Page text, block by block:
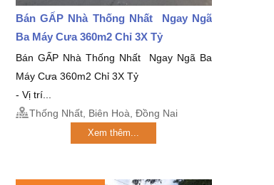
Bán GẤP Nhà Thống Nhất Ngay Ngã
Ba Máy Cưa 360m2 Chỉ 3X Tỷ
Bán GẤP Nhà Thống Nhất Ngay Ngã Ba
Máy Cưa 360m2 Chỉ 3X Tỷ
- Vị trí...
Thống Nhất, Biên Hoà, Đồng Nai
Xem thêm...